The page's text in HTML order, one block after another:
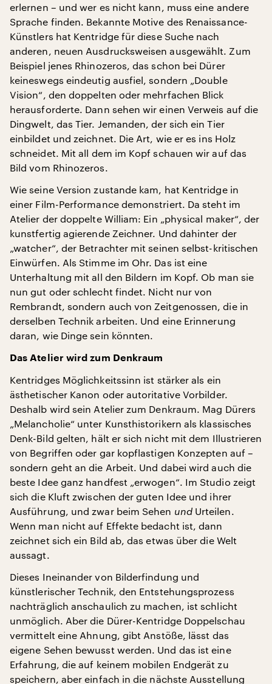
erlernen – und wer es nicht kann, muss eine andere
Sprache finden. Bekannte Motive des Renaissance-
Künstlers hat Kentridge für diese Suche nach
anderen, neuen Ausdrucksweisen ausgewählt. Zum
Beispiel jenes Rhinozeros, das schon bei Dürer
keineswegs eindeutig ausfiel, sondern „Double
Vision“, den doppelten oder mehrfachen Blick
herausforderte. Dann sehen wir einen Verweis auf die
Dingwelt, das Tier. Jemanden, der sich ein Tier
einbildet und zeichnet. Die Art, wie er es ins Holz
schneidet. Mit all dem im Kopf schauen wir auf das
Bild vom Rhinozeros.
Wie seine Version zustande kam, hat Kentridge in
einer Film-Performance demonstriert. Da steht im
Atelier der doppelte William: Ein „physical maker“, der
kunstfertig agierende Zeichner. Und dahinter der
„watcher“, der Betrachter mit seinen selbst-kritischen
Einwürfen. Als Stimme im Ohr. Das ist eine
Unterhaltung mit all den Bildern im Kopf. Ob man sie
nun gut oder schlecht findet. Nicht nur von
Rembrandt, sondern auch von Zeitgenossen, die in
derselben Technik arbeiten. Und eine Erinnerung
daran, wie Dinge sein könnten.
Das Atelier wird zum Denkraum
Kentridges Möglichkeitssinn ist stärker als ein
ästhetischer Kanon oder autoritative Vorbilder.
Deshalb wird sein Atelier zum Denkraum. Mag Dürers
„Melancholie“ unter Kunsthistorikern als klassisches
Denk-Bild gelten, hält er sich nicht mit dem Illustrieren
von Begriffen oder gar kopflastigen Konzepten auf –
sondern geht an die Arbeit. Und dabei wird auch die
beste Idee ganz handfest „erwogen“. Im Studio zeigt
sich die Kluft zwischen der guten Idee und ihrer
Ausführung, und zwar beim Sehen undUrteilen.
Wenn man nicht auf Effekte bedacht ist, dann
zeichnet sich ein Bild ab, das etwas über die Welt
aussagt.
Dieses Ineinander von Bilderfindung und
künstlerischer Technik, den Entstehungsprozess
nachträglich anschaulich zu machen, ist schlicht
unmöglich. Aber die Dürer-Kentridge Doppelschau
vermittelt eine Ahnung, gibt Anstöße, lässt das
eigene Sehen bewusst werden. Und das ist eine
Erfahrung, die auf keinem mobilen Endgerät zu
speichern, aber einfach in die nächste Ausstellung